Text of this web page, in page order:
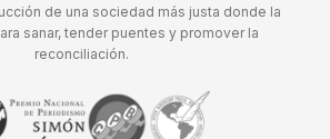
de una sociedad más justa donde la
sanar, tender puentes y promover la
reconciliación.